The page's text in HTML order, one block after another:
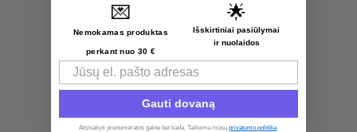
💌
Nemokamas produktas
perkant nuo 30 €
🌟
Išskirtiniai pasiūlymai
ir nuolaidos
Email
Gauti dovaną
Atsisakyti prenumeratos galite bet kada. Taikoma mūsų privatumo politika